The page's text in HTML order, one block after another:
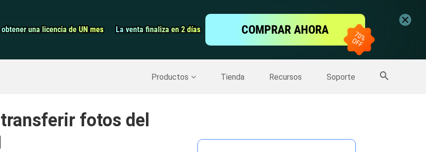
una licencia de UN mes
una licencia de UN mes La venta finaliza en 2 días
La venta finaliza en 2 días COMPRAR AHORA
Productos Tienda Recursos Soporte
Grabador de pantalla
Copia de seguridad del iPhone >> Más productos
fotos del